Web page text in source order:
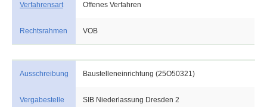
Verfahrensart Offenes Verfahren
Rechtsrahmen VOB
Ausschreibung Baustelleneinrichtung (25O50321)
Vergabestelle SIB Niederlassung Dresden 2